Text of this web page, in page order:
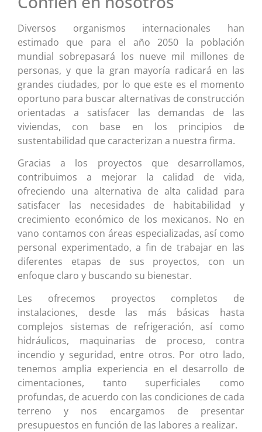
Diversos organismos internacionales han
estimado que para el año 2050 la población
mundial sobrepasará los nueve mil millones de
personas, y que la gran mayoría radicará en las
grandes ciudades, por lo que este es el momento
oportuno para buscar alternativas de construcción
orientadas a satisfacer las demandas de las
viviendas, con base en los principios de
sustentabilidad que caracterizan a nuestra firma.
Gracias a los proyectos que desarrollamos,
contribuimos a mejorar la calidad de vida,
ofreciendo una alternativa de alta calidad para
satisfacer las necesidades de habitabilidad y
crecimiento económico de los mexicanos. No en
vano contamos con áreas especializadas, así como
personal experimentado, a fin de trabajar en las
diferentes etapas de sus proyectos, con un
enfoque claro y buscando su bienestar.
Les ofrecemos proyectos completos de
instalaciones, desde las más básicas hasta
complejos sistemas de refrigeración, así como
hidráulicos, maquinarias de proceso, contra
incendio y seguridad, entre otros. Por otro lado,
tenemos amplia experiencia en el desarrollo de
cimentaciones, tanto superficiales como
profundas, de acuerdo con las condiciones de cada
terreno y nos encargamos de presentar
presupuestos en función de las labores a realizar.